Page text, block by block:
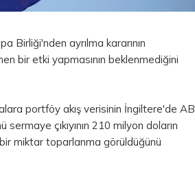
Birliği'nden ayrılma kararının
bir etki yapmasının beklenmediğini
portföy akış verisinin İngiltere'de AB
çıkıyının 210 milyon doların
miktar toparlanma görüldüğünü